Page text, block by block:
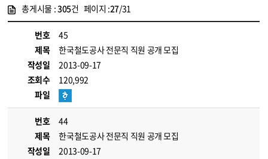
총게시물 :305건 페이지 :27/31
번호
45
제목
한국철도공사 전문직 직원 공개 모집
작성일
2013-09-17
조회수
120,992
파일
번호
44
제목
한국철도공사 전문직 직원 공개 모집
작성일
2013-09-17